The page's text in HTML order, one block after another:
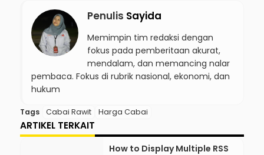
Penulis Sayida
Memimpin tim redaksi dengan
fokus pada pemberitaan akurat,
mendalam, dan memancing nalar
pembaca. Fokus di rubrik nasional, ekonomi, dan
hukum
Tags Cabai Rawit Harga Cabai
ARTIKEL TERKAIT
How to Display Multiple RSS